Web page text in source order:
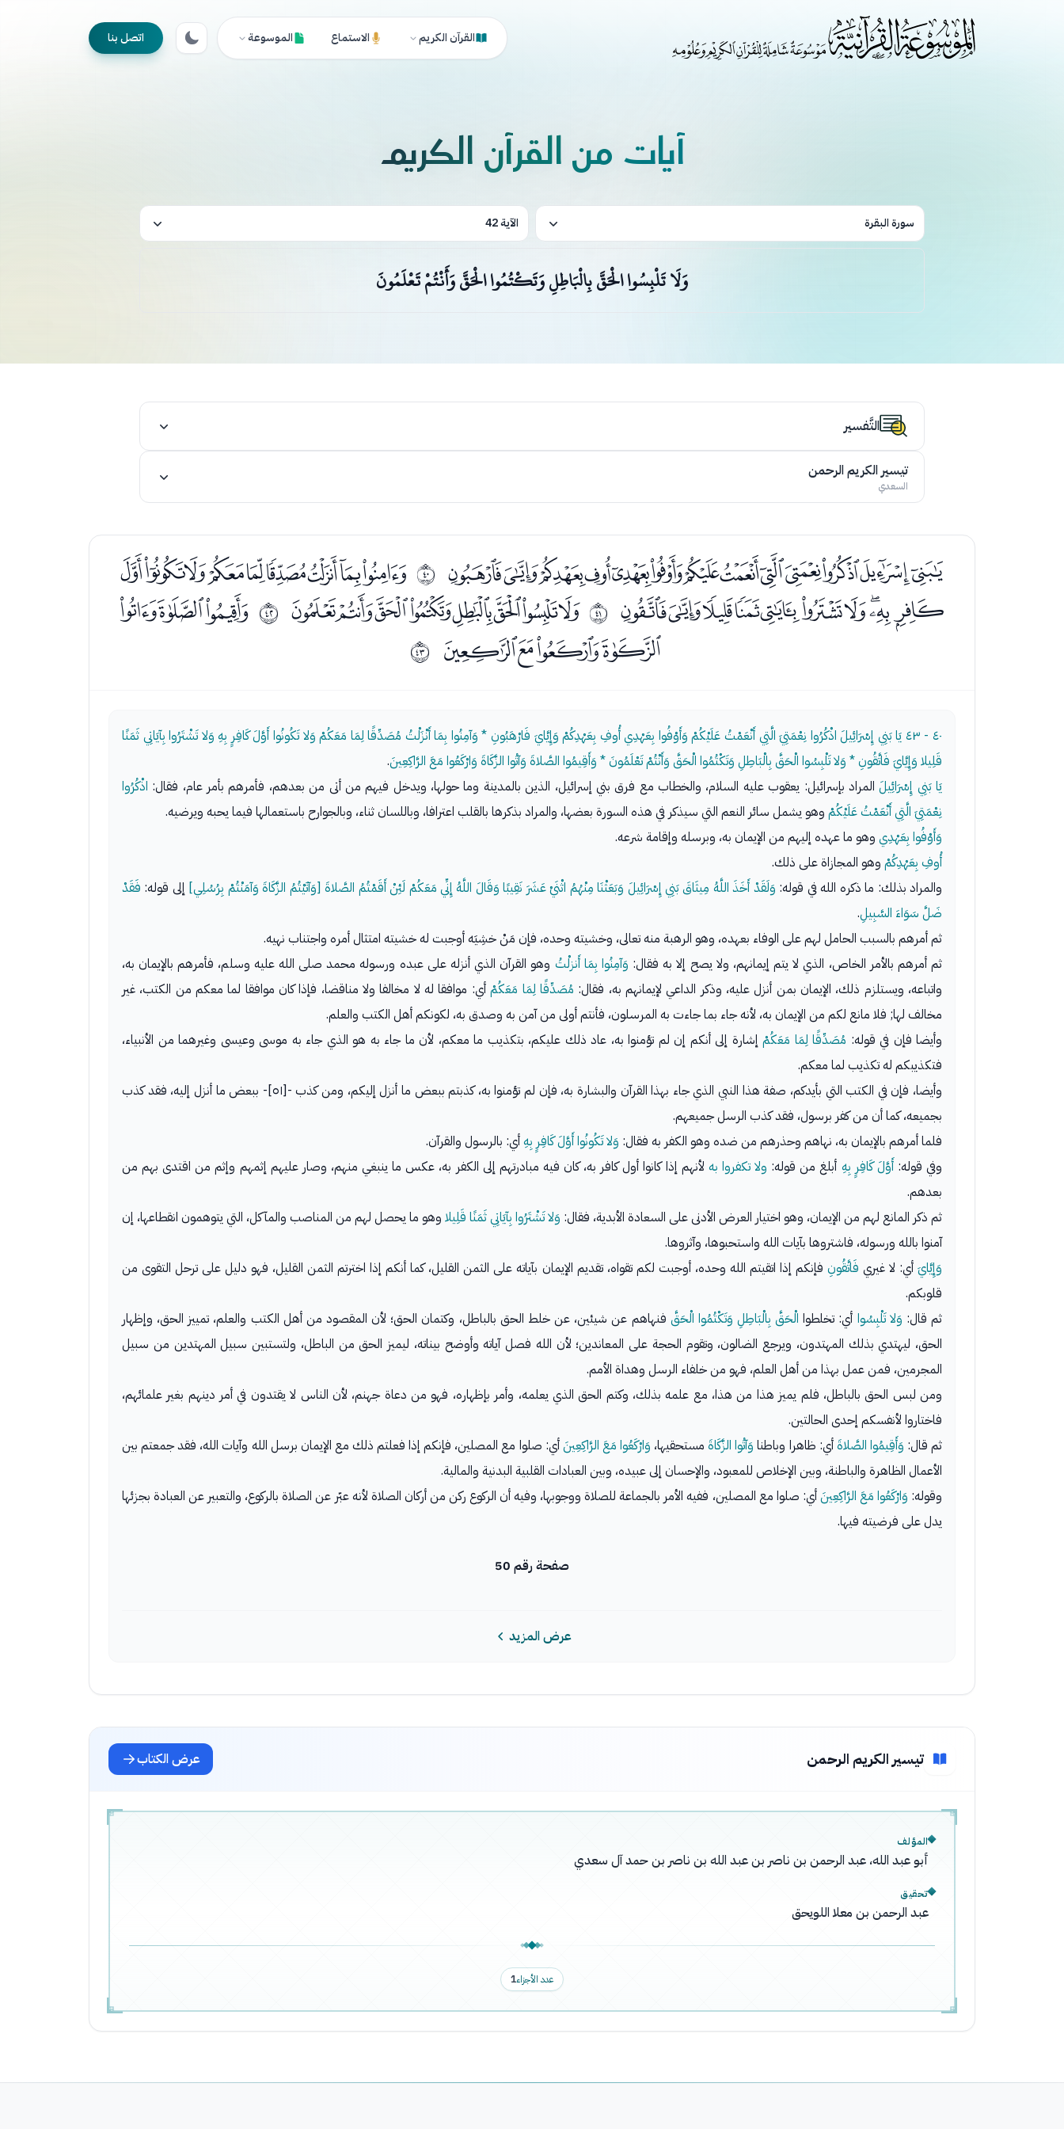
القرآن الكريم الاستماع الموسوعة اتصل بنا
آيات من القرآن الكريم
سورة البقرة الآية 42
وَلَا تَلْبِسُوا الْحَقَّ بِالْبَاطِلِ وَتَكْتُمُوا الْحَقَّ وَأَنْتُمْ تَعْلَمُونَ
التَّفسير
تيسير الكريم الرحمن
السعدي
ﭰﭱﭲﭳﭴﭵﭶﭷﭸﭹﭺﭻﭼ ﰧ ﭾﭿﮀﮁﮂﮃﮄﮅﮆ
ﮇﮈﮉﮊﮋﮌﮍﮎﮏﮐ ﰨ ﮒﮓﮔﮕﮖﮗﮘﮙ ﰩ ﮛﮜﮝ
ﮞﮟﮠﮡ ﰪ
٤٠ - ٤٣
يَا بَنِي إِسْرَائِيلَ اذْكُرُوا نِعْمَتِيَ الَّتِي أَنْعَمْتُ عَلَيْكُمْ وَأَوْفُوا بِعَهْدِي أُوفِ بِعَهْدِكُمْ وَإِيَّايَ فَارْهَبُونِ * وَآمِنُوا بِمَا أَنْزَلْتُ مُصَدِّقًا لِمَا مَعَكُمْ وَلا تَكُونُوا أَوَّلَ كَافِرٍ بِهِ وَلا تَشْتَرُوا بِآيَاتِي ثَمَنًا
قَلِيلا وَإِيَّايَ فَاتَّقُونِ * وَلا تَلْبِسُوا الْحَقَّ بِالْبَاطِلِ وَتَكْتُمُوا الْحَقَّ وَأَنْتُمْ تَعْلَمُونَ * وَأَقِيمُوا الصَّلاةَ وَآتُوا الزَّكَاةَ وَارْكَعُوا مَعَ الرَّاكِعِينَ.
يَا بَنِي إِسْرَائِيلَالمراد بإسرائيل: يعقوب عليه السلام، والخطاب مع فرق بني إسرائيل، الذين بالمدينة وما حولها، ويدخل فيهم من أتى من بعدهم، فأمرهم بأمر عام، فقال: اذْكُرُوا
نِعْمَتِيَ الَّتِي أَنْعَمْتُ عَلَيْكُمْ وهو يشمل سائر النعم التي سيذكر في هذه السورة بعضها، والمراد بذكرها بالقلب اعترافا، وباللسان ثناء، وبالجوارح باستعمالها فيما يحبه ويرضيه.
وَأَوْفُوا بِعَهْدِي وهو ما عهده إليهم من الإيمان به، وبرسله وإقامة شرعه.
أُوفِ بِعَهْدِكُمْ وهو المجازاة على ذلك.
والمراد بذلك: ما ذكره الله في قوله: وَلَقَدْ أَخَذَ اللَّهُ مِيثَاقَ بَنِي إِسْرَائِيلَ وَبَعَثْنَا مِنْهُمُ اثْنَيْ عَشَرَ نَقِيبًا وَقَالَ اللَّهُ إِنِّي مَعَكُمْ لَئِنْ أَقَمْتُمُ الصَّلاةَ [وَآتَيْتُمُ الزَّكَاةَ وَآمَنْتُمْ بِرُسُلِي] إلى قوله: فَقَدْ
ضَلَّ سَوَاءَ السَّبِيلِ.
ثم أمرهم بالسبب الحامل لهم على الوفاء بعهده، وهو الرهبة منه تعالى، وخشيته وحده، فإن مَنْ خشِيَه أوجبت له خشيته امتثال أمره واجتناب نهيه.
ثم أمرهم بالأمر الخاص، الذي لا يتم إيمانهم، ولا يصح إلا به فقال: وَآمِنُوا بِمَا أَنزلْتُ وهو القرآن الذي أنزله على عبده ورسوله محمد صلى الله عليه وسلم، فأمرهم بالإيمان به،
واتباعه، ويستلزم ذلك، الإيمان بمن أنزل عليه، وذكر الداعي لإيمانهم به، فقال: مُصَدِّقًا لِمَا مَعَكُمْأي: موافقا له لا مخالفا ولا مناقضا، فإذا كان موافقا لما معكم من الكتب، غير
مخالف لها; فلا مانع لكم من الإيمان به، لأنه جاء بما جاءت به المرسلون، فأنتم أولى من آمن به وصدق به، لكونكم أهل الكتب والعلم.
وأيضا فإن في قوله: مُصَدِّقًا لِمَا مَعَكُمْ إشارة إلى أنكم إن لم تؤمنوا به، عاد ذلك عليكم، بتكذيب ما معكم، لأن ما جاء به هو الذي جاء به موسى وعيسى وغيرهما من الأنبياء،
فتكذيبكم له تكذيب لما معكم.
وأيضا، فإن في الكتب التي بأيدكم، صفة هذا النبي الذي جاء بهذا القرآن والبشارة به، فإن لم تؤمنوا به، كذبتم ببعض ما أنزل إليكم، ومن كذب -[٥١]- ببعض ما أنزل إليه، فقد كذب
بجميعه، كما أن من كفر برسول، فقد كذب الرسل جميعهم.
فلما أمرهم بالإيمان به، نهاهم وحذرهم من ضده وهو الكفر به فقال: وَلا تَكُونُوا أَوَّلَ كَافِرٍ بِهِأي: بالرسول والقرآن.
وفي قوله:أَوَّلَ كَافِرٍ بِهِ أبلغ من قوله: ولا تكفروا به لأنهم إذا كانوا أول كافر به، كان فيه مبادرتهم إلى الكفر به، عكس ما ينبغي منهم، وصار عليهم إثمهم وإثم من اقتدى بهم من
بعدهم.
ثم ذكر المانع لهم من الإيمان، وهو اختيار العرض الأدنى على السعادة الأبدية، فقال: وَلا تَشْتَرُوا بِآيَاتِي ثَمَنًا قَلِيلا وهو ما يحصل لهم من المناصب والمآكل، التي يتوهمون انقطاعها، إن
آمنوا بالله ورسوله، فاشتروها بآيات الله واستحبوها، وآثروها.
وَإِيَّايَأي: لا غيري فَاتَّقُونِ فإنكم إذا اتقيتم الله وحده، أوجبت لكم تقواه، تقديم الإيمان بآياته على الثمن القليل، كما أنكم إذا اخترتم الثمن القليل، فهو دليل على ترحل التقوى من
قلوبكم.
ثم قال: وَلا تَلْبِسُوا أي: تخلطوا الْحَقَّ بِالْبَاطِلِ وَتَكْتُمُوا الْحَقَّ فنهاهم عن شيئين، عن خلط الحق بالباطل، وكتمان الحق؛ لأن المقصود من أهل الكتب والعلم، تمييز الحق، وإظهار
الحق، ليهتدي بذلك المهتدون، ويرجع الضالون، وتقوم الحجة على المعاندين؛ لأن الله فصل آياته وأوضح بيناته، ليميز الحق من الباطل، ولتستبين سبيل المهتدين من سبيل
المجرمين، فمن عمل بهذا من أهل العلم، فهو من خلفاء الرسل وهداة الأمم.
ومن لبس الحق بالباطل، فلم يميز هذا من هذا، مع علمه بذلك، وكتم الحق الذي يعلمه، وأمر بإظهاره، فهو من دعاة جهنم، لأن الناس لا يقتدون في أمر دينهم بغير علمائهم،
فاختاروا لأنفسكم إحدى الحالتين.
ثم قال: وَأَقِيمُوا الصَّلاةَأي: ظاهرا وباطنا وَآتُوا الزَّكَاةَمستحقيها، وَارْكَعُوا مَعَ الرَّاكِعِينَأي: صلوا مع المصلين، فإنكم إذا فعلتم ذلك مع الإيمان برسل الله وآيات الله، فقد جمعتم بين
الأعمال الظاهرة والباطنة، وبين الإخلاص للمعبود، والإحسان إلى عبيده، وبين العبادات القلبية البدنية والمالية.
وقوله: وَارْكَعُوا مَعَ الرَّاكِعِينَأي: صلوا مع المصلين، ففيه الأمر بالجماعة للصلاة ووجوبها، وفيه أن الركوع ركن من أركان الصلاة لأنه عبّر عن الصلاة بالركوع، والتعبير عن العبادة بجزئها
يدل على فرضيته فيها.
صفحة رقم 50
عرض المزيد
تيسير الكريم الرحمن عرض الكتاب
المؤلف
أبو عبد الله، عبد الرحمن بن ناصر بن عبد الله بن ناصر بن حمد آل سعدي
تحقيق
عبد الرحمن بن معلا اللويحق
عدد الأجزاء1